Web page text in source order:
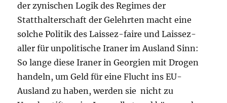
der zynischen Logik des Regimes der
Statthalterschaft der Gelehrten macht eine
solche Politik des Laissez-faire und Laissez-
aller für unpolitische Iraner im Ausland Sinn:
So lange diese Iraner in Georgien mit Drogen
handeln, um Geld für eine Flucht ins EU-
Ausland zu haben, werden sie nicht zu